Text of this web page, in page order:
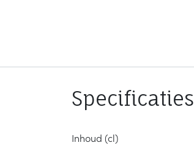
Specificaties
Inhoud (cl)